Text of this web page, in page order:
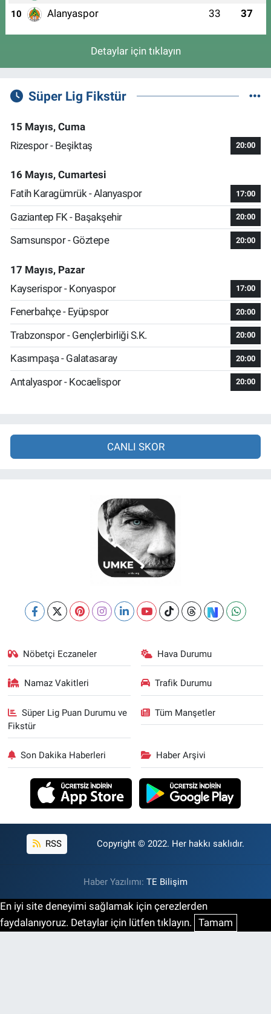
10 Alanyaspor 33 37
Detaylar için tıklayın
Süper Lig Fikstür
15 Mayıs, Cuma
Rizespor - Beşiktaş
20:00
16 Mayıs, Cumartesi
Fatih Karagümrük - Alanyaspor
17:00
Gaziantep FK - Başakşehir 20:00
Samsunspor - Göztepe 20:00
17 Mayıs, Pazar
Kayserispor - Konyaspor
17:00
Fenerbahçe - Eyüpspor 20:00
Trabzonspor - Gençlerbirliği S.K. 20:00
Kasımpaşa - Galatasaray 20:00
Antalyaspor - Kocaelispor 20:00
CANLI SKOR
Nöbetçi Eczaneler Hava Durumu
Namaz Vakitleri Trafik Durumu
Süper Lig Puan Durumu ve
Fikstür
Tüm Manşetler
Son Dakika Haberleri Haber Arşivi
RSS Copyright © 2022. Her hakkı saklıdır.
Haber Yazılımı: TE Bilişim
En iyi site deneyimi sağlamak için çerezlerden
faydalanıyoruz. Detaylar için lütfen tıklayın. Tamam